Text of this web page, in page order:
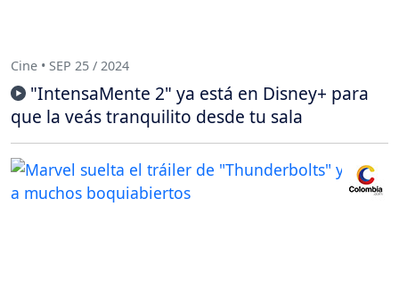
Cine • SEP 25 / 2024
"IntensaMente 2" ya está en Disney+ para
que la veás tranquilito desde tu sala